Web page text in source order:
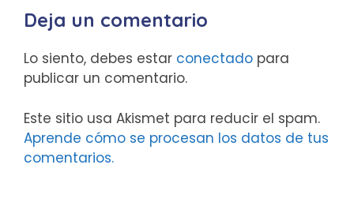
Deja un comentario
Lo siento, debes estar conectado para
publicar un comentario.
Este sitio usa Akismet para reducir el spam.
Aprende cómo se procesan los datos de tus
comentarios.